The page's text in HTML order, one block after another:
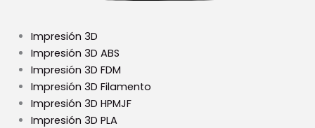
Impresión 3D
Impresión 3D ABS
Impresión 3D FDM
Impresión 3D Filamento
Impresión 3D HPMJF
Impresión 3D PLA